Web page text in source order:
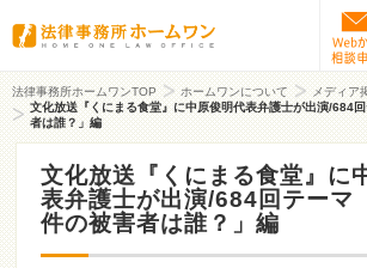
法律事務所ホームワンTOP ホームワンについて
メディア
文化放送『くにまる食堂』に中原俊明代表弁護士が出演/684
者は誰？」編
文化放送『くにまる食堂』に
表弁護士が出演/684回テーマ
件の被害者は誰？」編